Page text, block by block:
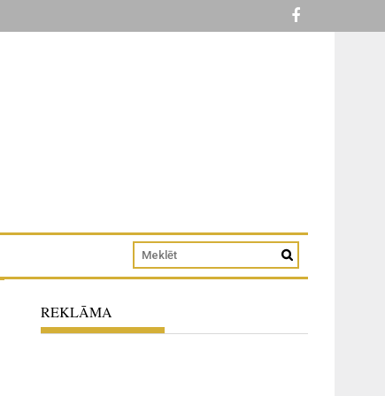
REKLĀMA